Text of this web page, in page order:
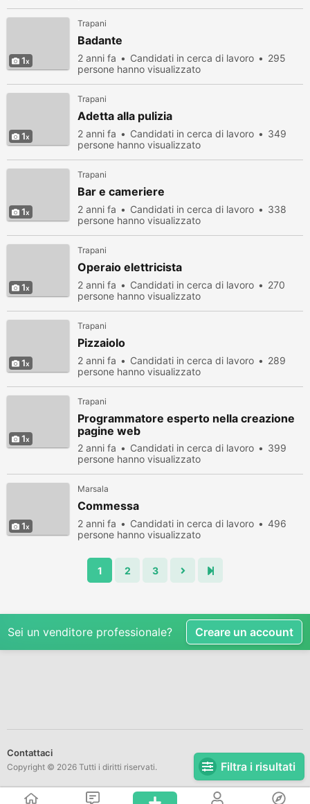
Filtra i risultati
1
Trapani
Badante
2 anni fa Candidati in cerca di lavoro
295
persone hanno visualizzato
1
Trapani
Adetta alla pulizia
2 anni fa Candidati in cerca di lavoro
349
persone hanno visualizzato
1
Trapani
Bar e cameriere
2 anni fa Candidati in cerca di lavoro
338
persone hanno visualizzato
1
Trapani
Operaio elettricista
2 anni fa Candidati in cerca di lavoro
270
persone hanno visualizzato
1
Trapani
Pizzaiolo
2 anni fa Candidati in cerca di lavoro
289
persone hanno visualizzato
1
Trapani
Programmatore esperto nella creazione
pagine web
2 anni fa Candidati in cerca di lavoro
399
persone hanno visualizzato
1
Marsala
Commessa
2 anni fa Candidati in cerca di lavoro
496
persone hanno visualizzato
1 2 3
Sei un venditore professionale? Creare un account
Contattaci
Copyright © 2026 Tutti i diritti riservati.